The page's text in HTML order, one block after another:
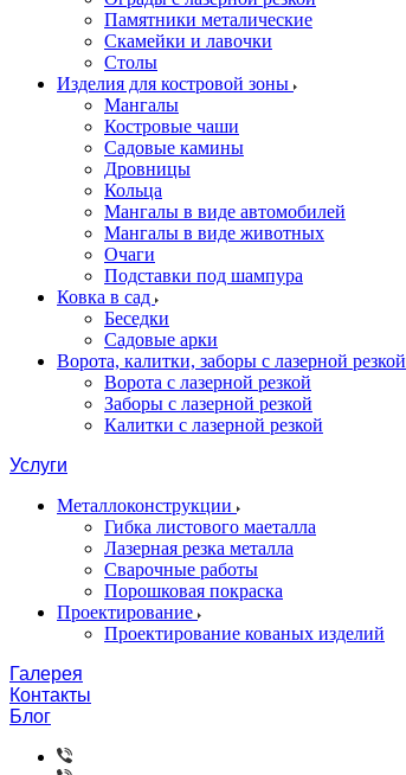
Памятники металические
Скамейки и лавочки
Столы
Изделия для костровой зоны
Мангалы
Костровые чаши
Садовые камины
Дровницы
Кольца
Мангалы в виде автомобилей
Мангалы в виде животных
Очаги
Подставки под шампура
Ковка в сад
Беседки
Садовые арки
Ворота, калитки, заборы с лазерной резкой
Ворота с лазерной резкой
Заборы с лазерной резкой
Калитки с лазерной резкой
Услуги
Металлоконструкции
Гибка листового маеталла
Лазерная резка металла
Сварочные работы
Порошковая покраска
Проектирование
Проектирование кованых изделий
Галерея
Контакты
Блог